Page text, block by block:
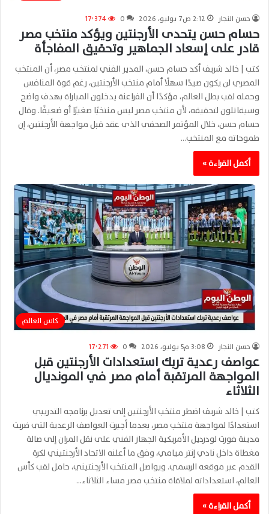
حسن النجار 2:12 ص7 يوليو، 2026 0 17٬374
حسام حسن يتحدى الأرجنتين ويؤكد منتخب مصر
قادر على إسعاد الجماهير وتحقيق المفاجأة
كتب | خالد شريف أكد حسام حسن، المدير الفني لمنتخب مصر، أن المنتخب
المصري لن يكون صيدًا سهلًا أمام منتخب الأرجنتين، رغم قوة المنافس
وحمله لقب بطل العالم، مؤكدًا أن الفراعنة يدخلون المباراة بهدف واضح
وسيقاتلون لتحقيقه، لأن منتخب مصر ليس منتخبًا صغيرًا أو ضعيفًا. وقال
حسام حسن، خلال المؤتمر الصحفي الذي عقد قبل مواجهة الأرجنتين، إن
طموحاته مع المنتخب…
أكمل القراءة »
كاس العالم
حسن النجار 3:08 م5 يوليو، 2026 0 17٬271
عواصف رعدية تربك استعدادات الأرجنتين قبل
المواجهة المرتقبة أمام مصر في المونديال
الثلاثاء
كتب | خالد شريف اضطر منتخب الأرجنتين إلى تعديل برنامجه التدريبي
استعدادًا لمواجهة منتخب مصر، بعدما أجبرت العواصف الرعدية التي ضربت
مدينة فورت لودرديل الأمريكية الجهاز الفني على نقل المران إلى صالة
مغطاة داخل نادي إنتر ميامي، وفق ما أعلنه الاتحاد الأرجنتيني لكرة
القدم عبر موقعه الرسمي. ويواصل المنتخب الأرجنتيني، حامل لقب كأس
العالم، استعداداته لملاقاة منتخب مصر مساء الثلاثاء…
أكمل القراءة »